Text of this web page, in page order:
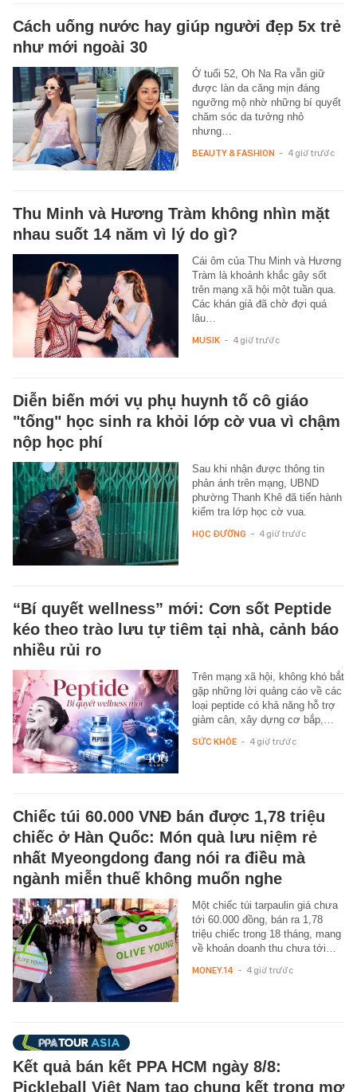
Cách uống nước hay giúp người đẹp 5x trẻ
như mới ngoài 30
Ở tuổi 52, Oh Na Ra vẫn giữ
được làn da căng mịn đáng
ngưỡng mộ nhờ những bí quyết
chăm sóc da tưởng nhỏ
nhưng…
BEAUTY & FASHION - 4 giờ trước
Thu Minh và Hương Tràm không nhìn mặt
nhau suốt 14 năm vì lý do gì?
Cái ôm của Thu Minh và Hương
Tràm là khoảnh khắc gây sốt
trên mạng xã hội một tuần qua.
Các khán giả đã chờ đợi quá
lâu…
MUSIK - 4 giờ trước
Diễn biến mới vụ phụ huynh tố cô giáo
"tống" học sinh ra khỏi lớp cờ vua vì chậm
nộp học phí
Sau khi nhận được thông tin
phản ánh trên mạng, UBND
phường Thanh Khê đã tiến hành
kiểm tra lớp học cờ vua.
HỌC ĐƯỜNG - 4 giờ trước
“Bí quyết wellness” mới: Cơn sốt Peptide
kéo theo trào lưu tự tiêm tại nhà, cảnh báo
nhiều rủi ro
Trên mạng xã hội, không khó bắt
gặp những lời quảng cáo về các
loại peptide có khả năng hỗ trợ
giảm cân, xây dựng cơ bắp,…
SỨC KHỎE - 4 giờ trước
Chiếc túi 60.000 VNĐ bán được 1,78 triệu
chiếc ở Hàn Quốc: Món quà lưu niệm rẻ
nhất Myeongdong đang nói ra điều mà
ngành miễn thuế không muốn nghe
Một chiếc túi tarpaulin giá chưa
tới 60.000 đồng, bán ra 1,78
triệu chiếc trong 18 tháng, mang
về khoản doanh thu chưa tới…
MONEY.14 - 4 giờ trước
Kết quả bán kết PPA HCM ngày 8/8:
Pickleball Việt Nam tạo chung kết trong mơ